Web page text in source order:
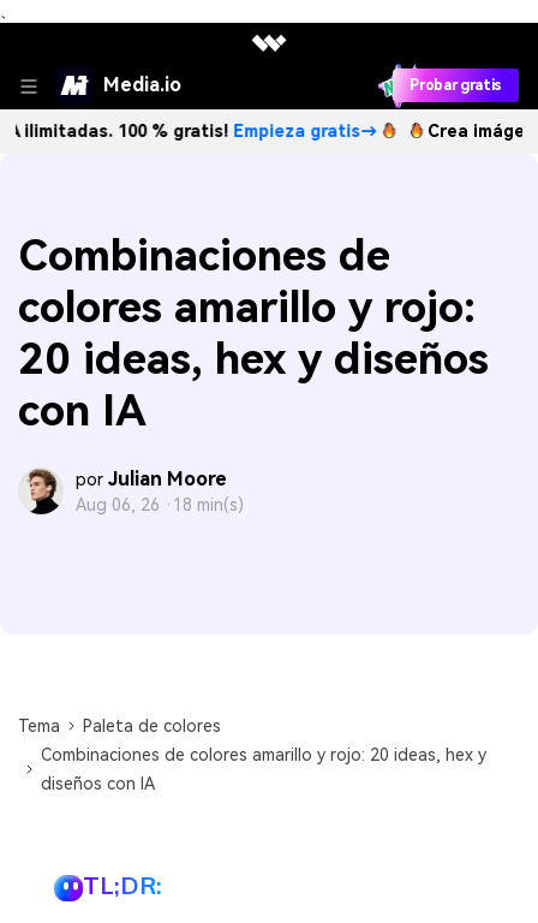
、
Media.io Probar gratis
100 % gratis! Empieza gratis→ Crea imágenes IA
Combinaciones de
colores amarillo y rojo:
20 ideas, hex y diseños
con IA
por Julian Moore
Aug 06, 26 · 18 min(s)
Tema
Paleta de colores
Combinaciones de colores amarillo y rojo: 20 ideas, hex y
diseños con IA
TL;DR: